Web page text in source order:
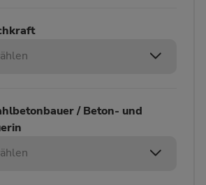
/ Beton- und